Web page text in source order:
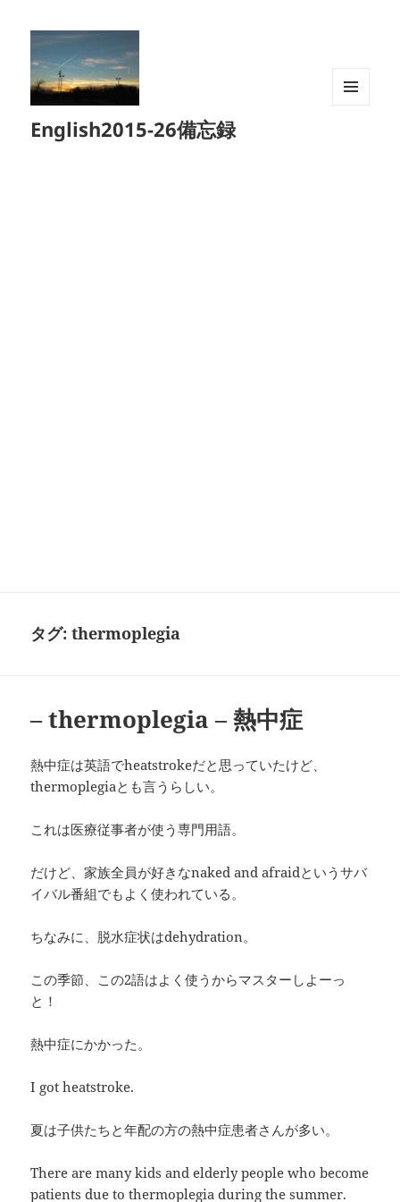
English2015-26備忘録
タグ:thermoplegia
– thermoplegia – 熱中症
熱中症は英語でheatstrokeだと思っていたけど、
thermoplegiaとも言うらしい。
これは医療従事者が使う専門用語。
だけど、家族全員が好きなnaked and afraidというサバ
イバル番組でもよく使われている。
ちなみに、脱水症状はdehydration。
この季節、この2語はよく使うからマスターしよーっ
と！
熱中症にかかった。
I got heatstroke.
夏は子供たちと年配の方の熱中症患者さんが多い。
There are many kids and elderly people who become
patients due to thermoplegia during the summer.